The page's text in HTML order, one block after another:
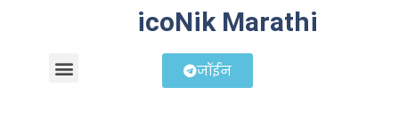
icoNik Marathi
जॉईन